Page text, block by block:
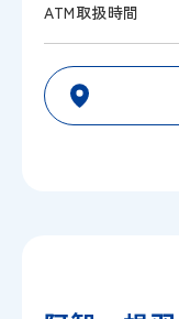
ATM取扱時間